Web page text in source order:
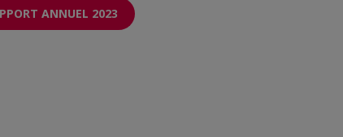
ANNUEL 2023